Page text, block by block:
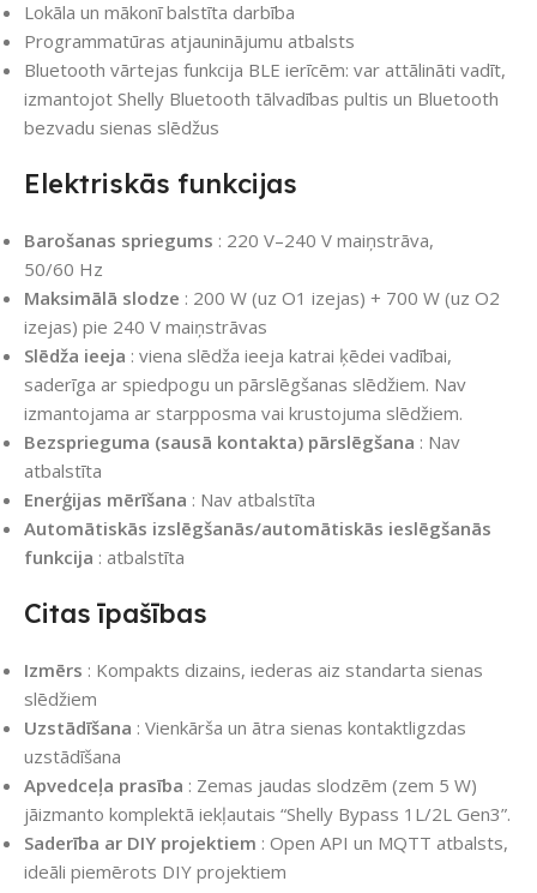
Lokāla un mākonī balstīta darbība
Programmatūras atjauninājumu atbalsts
Bluetooth vārtejas funkcija BLE ierīcēm: var attālināti vadīt,
izmantojot Shelly Bluetooth tālvadības pultis un Bluetooth
bezvadu sienas slēdžus
Elektriskās funkcijas
Barošanas spriegums : 220 V–240 V maiņstrāva,
50/60 Hz
Maksimālā slodze : 200 W (uz O1 izejas) + 700 W (uz O2
izejas) pie 240 V maiņstrāvas
Slēdža ieeja : viena slēdža ieeja katrai ķēdei vadībai,
saderīga ar spiedpogu un pārslēgšanas slēdžiem. Nav
izmantojama ar starpposma vai krustojuma slēdžiem.
Bezsprieguma (sausā kontakta) pārslēgšana : Nav
atbalstīta
Enerģijas mērīšana : Nav atbalstīta
Automātiskās izslēgšanās/automātiskās ieslēgšanās
funkcija : atbalstīta
Citas īpašības
Izmērs : Kompakts dizains, iederas aiz standarta sienas
slēdžiem
Uzstādīšana : Vienkārša un ātra sienas kontaktligzdas
uzstādīšana
Apvedceļa prasība : Zemas jaudas slodzēm (zem 5 W)
jāizmanto komplektā iekļautais “Shelly Bypass 1L/2L Gen3”.
Saderība ar DIY projektiem : Open API un MQTT atbalsts,
ideāli piemērots DIY projektiem